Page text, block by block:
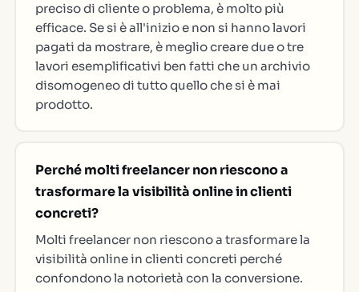
preciso di cliente o problema, è molto più
efficace. Se si è all'inizio e non si hanno lavori
pagati da mostrare, è meglio creare due o tre
lavori esemplificativi ben fatti che un archivio
disomogeneo di tutto quello che si è mai
prodotto.
Perché molti freelancer non riescono a
trasformare la visibilità online in clienti
concreti?
Molti freelancer non riescono a trasformare la
visibilità online in clienti concreti perché
confondono la notorietà con la conversione.